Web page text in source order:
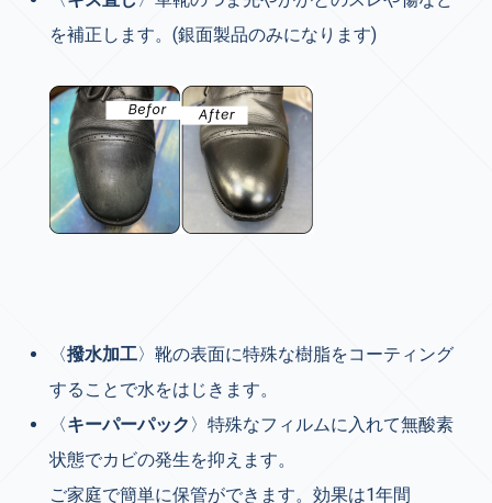
を補正します。(銀面製品のみになります)
〈撥水加工〉靴の表面に特殊な樹脂をコーティング
することで水をはじきます。
〈キーパーパック 〉特殊なフィルムに入れて無酸素
状態でカビの発生を抑えます。
ご家庭で簡単に保管ができます。効果は1年間